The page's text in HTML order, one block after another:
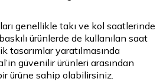
genellikle takı ve kol saatlerinde
ürünlerde de kullanılan saat
tasarımlar yaratılmasında
güvenilir ürünleri arasından
ürüne sahip olabilirsiniz.